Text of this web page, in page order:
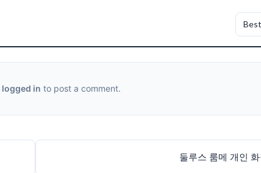
logged in to post a comment.
둘루스 룸메 개인